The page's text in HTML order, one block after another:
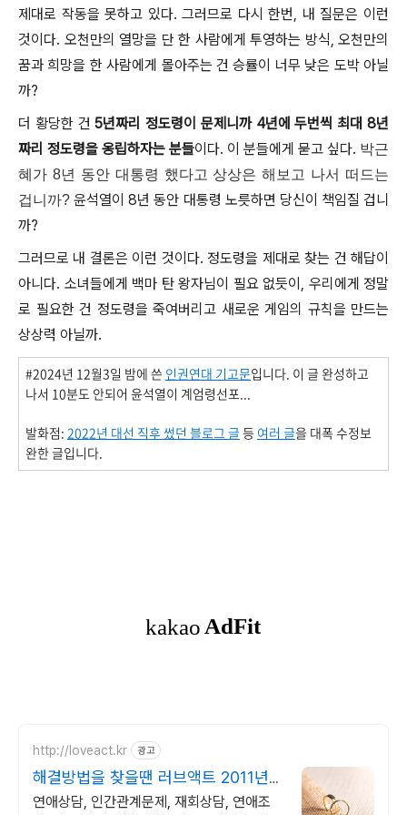
제대로 작동을 못하고 있다. 그러므로 다시 한번, 내 질문은 이런
것이다. 오천만의 열망을 단 한 사람에게 투영하는 방식, 오천만의
꿈과 희망을 한 사람에게 몰아주는 건 승률이 너무 낮은 도박 아닐
까?
더 황당한 건5년짜리 정도령이 문제니까 4년에 두번씩 최대 8년
짜리 정도령을 옹립하자는 분들이다. 이 분들에게 묻고 싶다. 박근
혜가 8년 동안 대통령 했다고 상상은 해보고 나서 떠드는
겁니까? 윤석열이 8년 동안 대통령 노릇하면 당신이 책임질 겁니
까?
그러므로 내 결론은 이런 것이다.정도령을 제대로 찾는 건 해답이
아니다. 소녀들에게 백마 탄 왕자님이 필요 없듯이, 우리에게 정말
로 필요한 건 정도령을 죽여버리고 새로운 게임의 규칙을 만드는
상상력 아닐까.
#2024년 12월3일 밤에 쓴 인권연대 기고문입니다. 이 글 완성하고
나서 10분도 안되어 윤석열이 계엄령선포...
발화점: 2022년 대선 직후 썼던 블로그 글 등 여러 글을 대폭 수정보
완한 글입니다.
http://loveact.kr 광고
해결방법을 찾을땐 러브액트 2011년
개업 오랜 업력
연애상담, 인간관계문제, 재회상담, 연애조